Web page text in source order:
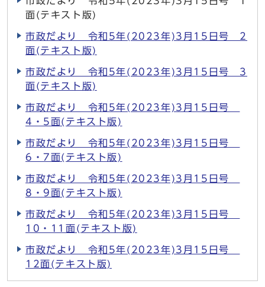
面(テキスト版)
市政だより 令和5年(2023年)3月15日号 2
面(テキスト版)
市政だより 令和5年(2023年)3月15日号 3
面(テキスト版)
市政だより 令和5年(2023年)3月15日号
4・5面(テキスト版)
市政だより 令和5年(2023年)3月15日号
6・7面(テキスト版)
市政だより 令和5年(2023年)3月15日号
8・9面(テキスト版)
市政だより 令和5年(2023年)3月15日号
10・11面(テキスト版)
市政だより 令和5年(2023年)3月15日号
12面(テキスト版)